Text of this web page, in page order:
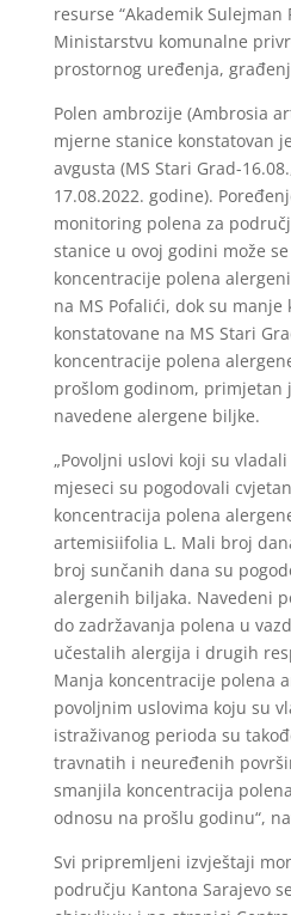
resurse “Akademik Sulejman
Ministarstvu komunalne
prostornog uređenja,
Polen ambrozije (Ambrosia
mjerne stanice konstatovan
avgusta (MS Stari Grad-
17.08.2022. godine).
monitoring polena za
stanice u ovoj godini može
koncentracije polena
na MS Pofalići, dok su
konstatovane na MS Stari
koncentracije polena
prošlom godinom, primjetan
navedene alergene biljke.
„Povoljni uslovi koji su
mjeseci su pogodovali
koncentracija polena
artemisiifolia L. Mali broj
broj sunčanih dana su
alergenih biljaka. Navedeni
do zadržavanja polena u
učestalih alergija i drugih
Manja koncentracije polena
povoljnim uslovima koju su
istraživanog perioda su
travnatih i neuređenih
smanjila koncentracija
odnosu na prošlu godinu“,
Svi pripremljeni izvještaji
području Kantona Sarajevo